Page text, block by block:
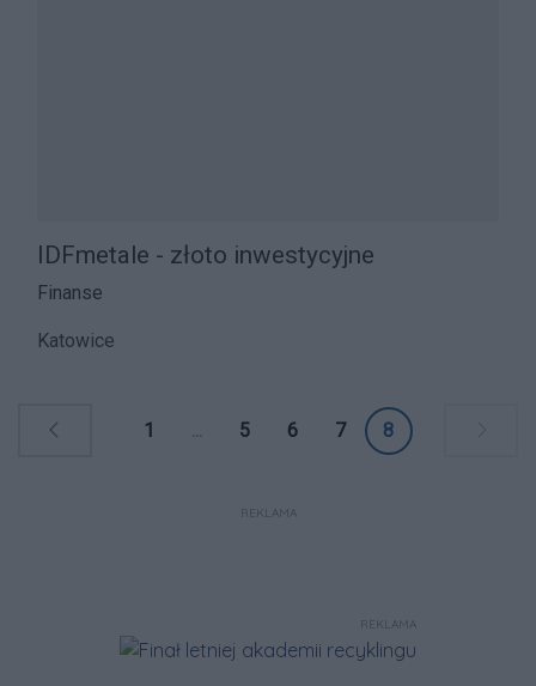
IDFmetale - złoto inwestycyjne
Finanse
Katowice
1 5 6 7 8
REKLAMA
REKLAMA